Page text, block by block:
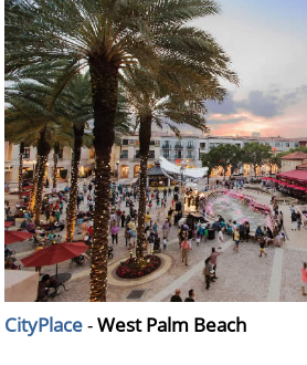
CityPlace-West Palm Beach